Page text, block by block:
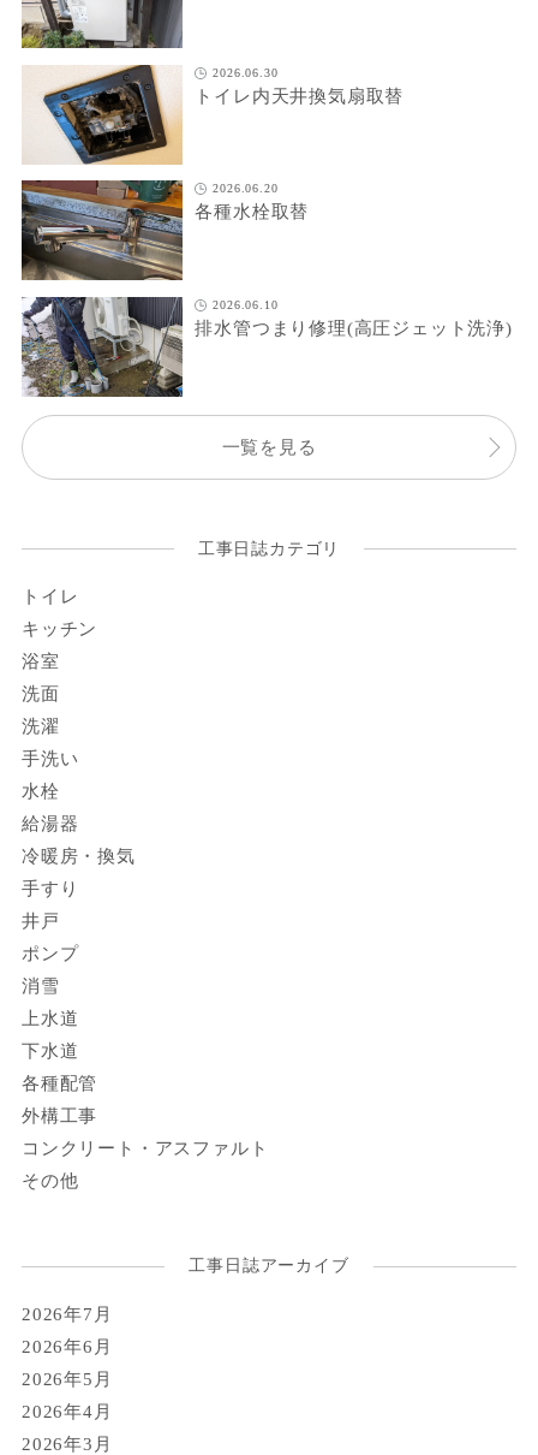
2026.06.30
トイレ内天井換気扇取替
2026.06.20
各種水栓取替
2026.06.10
排水管つまり修理(高圧ジェット洗浄)
一覧を見る
工事日誌カテゴリ
トイレ
キッチン
浴室
洗面
洗濯
手洗い
水栓
給湯器
冷暖房・換気
手すり
井戸
ポンプ
消雪
上水道
下水道
各種配管
外構工事
コンクリート・アスファルト
その他
工事日誌アーカイブ
2026年7月
2026年6月
2026年5月
2026年4月
2026年3月